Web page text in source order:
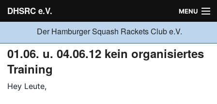
DHSRC e.V. MENU
Verein
Der Hamburger Squash Rackets Club e.V.
01.06. u. 04.06.12 kein organisiertes
Training
Hey Leute,